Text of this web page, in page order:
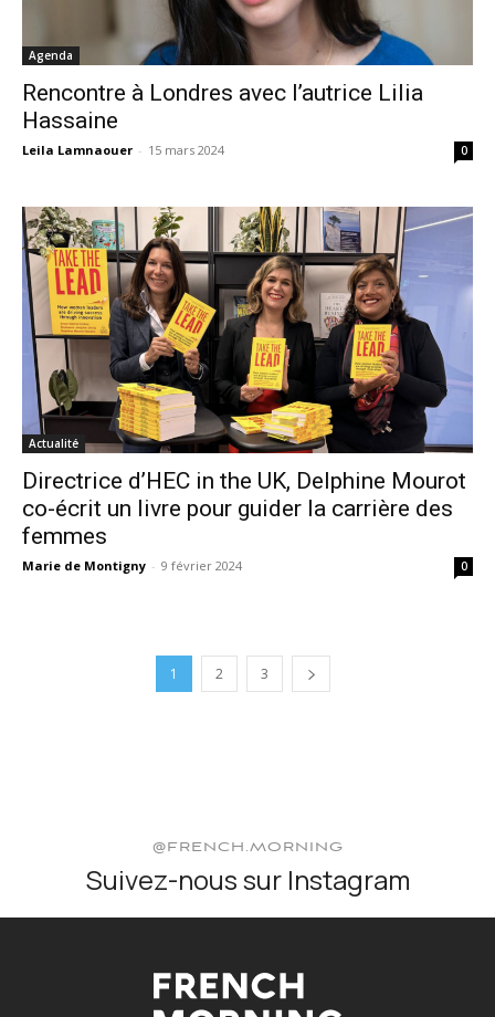
Agenda
Rencontre à Londres avec l’autrice Lilia
Hassaine
Leila Lamnaouer - 15 mars 2024 0
Actualité
Directrice d’HEC in the UK, Delphine Mourot
co-écrit un livre pour guider la carrière des
femmes
Marie de Montigny - 9 février 2024 0
1 2 3
@FRENCH.MORNING
Suivez-nous sur Instagram